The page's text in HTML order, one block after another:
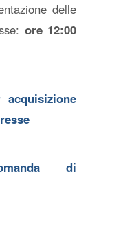
delle
ore 12:00
di